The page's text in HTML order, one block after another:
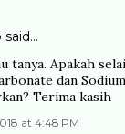
said…
tanya. Apakah
dan
Terima kasih
at 4:48 PM